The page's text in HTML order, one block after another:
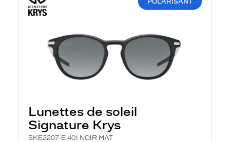
Lunettes de soleil
Signature Krys
SKE2207-E 401 NOIR MAT